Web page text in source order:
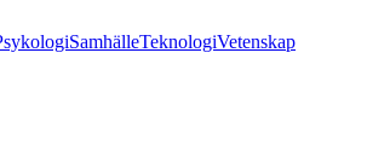
SamhälleTeknologiVetenskap